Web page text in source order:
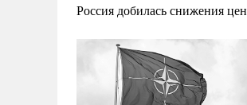
Россия добилась снижения цен